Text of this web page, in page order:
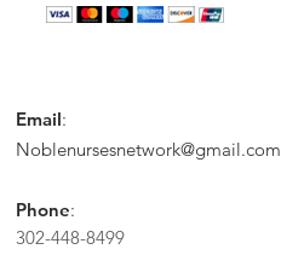
Email:
Noblenursesnetwork@gmail.com
Phone:
302-448-8499